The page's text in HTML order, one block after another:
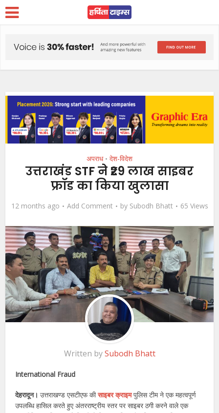
अपराध • देश-विदेश
उत्तराखंड STF ने ₹29 लाख साइबर
फ्रॉड का किया खुलासा
12 months ago Add Comment by Subodh Bhatt 65 Views
Written bySubodh Bhatt
International Fraud
देहरादून।उत्तराखण्ड एसटीएफ कीसाइबर क्राइमपुलिस टीम ने एक महत्वपूर्ण
उपलब्धि हासिल करते हुए अंतरराष्ट्रीय स्तर पर साइबर ठगी करने वाले एक